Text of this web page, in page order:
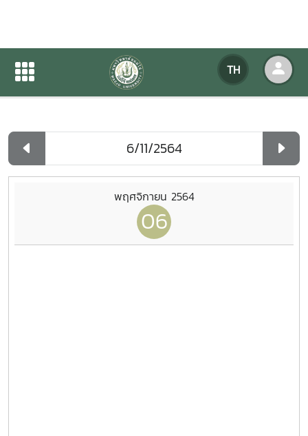
TH
ปฏิทินกิจกรรมของหน่วยงาน
ปฏิทินกิจกรรมของหน่วยงาน
พฤศจิกายน 2564
06